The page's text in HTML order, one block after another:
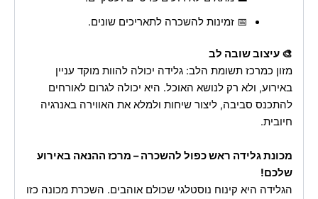
📅 זמינות להשכרה לתאריכים שונים.
🎨 עיצוב שובה לב
מזון כמרכז תשומת הלב: גלידה יכולה להוות מוקד עניין
באירוע, ולא רק לנושא האוכל. היא יכולה לגרום לאורחים
להתכנס סביבה, ליצור שיחות ולמלא את האווירה באנרגיה
חיובית.
מכונת גלידה ראש כפול להשכרה – מרכז ההנאה באירוע
שלכם!
הגלידה היא קינוח נוסטלגי שכולם אוהבים. השכרת מכונה כזו